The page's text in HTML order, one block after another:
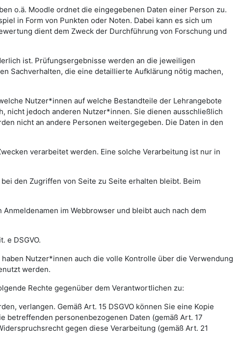
o.ä. Moodle ordnet die eingegebenen Daten einer Person zu.
in Form von Punkten oder Noten. Dabei kann es sich um
dient dem Zweck der Durchführung von Forschung und
ist. Prüfungsergebnisse werden an die jeweiligen
Sachverhalten, die eine detaillierte Aufklärung nötig machen,
Nutzer*innen auf welche Bestandteile der Lehrangebote
nicht jedoch anderen Nutzer*innen. Sie dienen ausschließlich
nicht an andere Personen weitergegeben. Die Daten in den
verarbeitet werden. Eine solche Verarbeitung ist nur in
den Zugriffen von Seite zu Seite erhalten bleibt. Beim
im Webbrowser und bleibt auch nach dem
e DSGVO.
Nutzer*innen auch die volle Kontrolle über die Verwendung
werden.
Rechte gegenüber dem Verantwortlichen zu:
verlangen. Gemäß Art. 15 DSGVO können Sie eine Kopie
betreffenden personenbezogenen Daten (gemäß Art. 17
gegen diese Verarbeitung (gemäß Art. 21